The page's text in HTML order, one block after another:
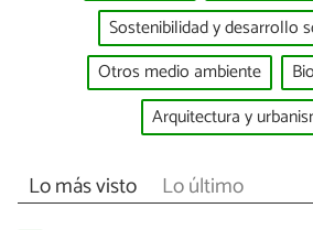
Sostenibilidad y desarrollo
Otros medio ambiente
Arquitectura y
Lo más visto Lo último